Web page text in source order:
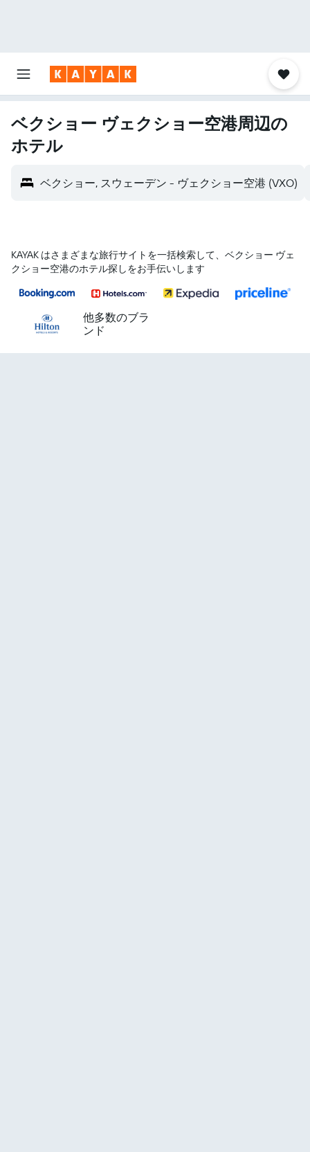
ベクショー ヴェクショー空港​周辺の
ホテル
ベクショー, スウェーデン - ヴェクショー空港 (VXO)
KAYAK はさまざまな旅行サイトを一括検索して、ベクショー ヴェ
クショー空港のホテル探しをお手伝いします
他多数のブラ
ンド